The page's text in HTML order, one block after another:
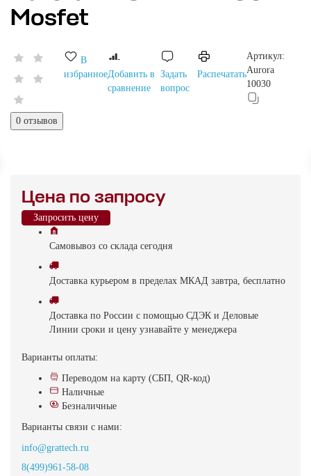
Mosfet
0 отзывов
В
избранноеДобавить в
сравнение
Задать
вопрос
Распечатать
Артикул:
Aurora
10030
Цена по запросу
Запросить цену
Самовывоз со склада cегодня
Доставка курьером в пределах МКАД завтра, бесплатно
Доставка по России с помощью СДЭК и Деловые
Линии сроки и цену узнавайте у менеджера
Варианты оплаты:
Переводом на карту (СБП, QR-код)
Наличные
Безналичные
Варианты связи с нами:
info@grattech.ru
8(499)961-58-08